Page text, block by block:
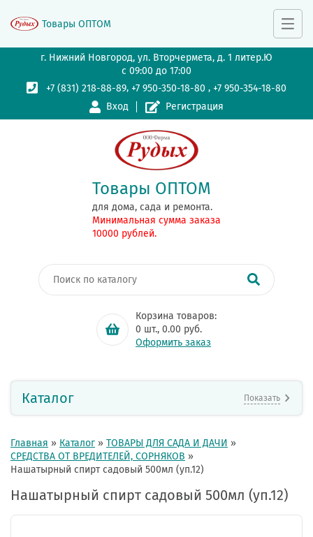
г. Нижний Новгород, ул. Вторчермета, д. 1 литер.Ю
с 09:00 до 17:00
+7 (831) 218-88-89,+7 950-350-18-80 ,+7 950-354-18-80
Вход
Регистрация
Товары ОПТОМ
для дома, сада и ремонта.
Минимальная сумма заказа
10000 рублей.
Корзина товаров:
0 шт., 0.00 руб.
Оформить заказ
Товары ОПТОМ
Каталог Показать
Главная » Каталог » ТОВАРЫ ДЛЯ САДА И ДАЧИ »
СРЕДСТВА ОТ ВРЕДИТЕЛЕЙ, СОРНЯКОВ »
Нашатырный спирт садовый 500мл (уп.12)
Нашатырный спирт садовый 500мл (уп.12)